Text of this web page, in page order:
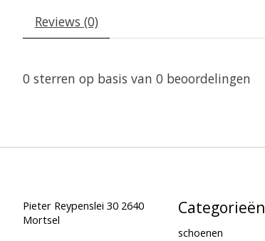
Reviews (0)
0 sterren op basis van 0 beoordelingen
Pieter Reypenslei 30 2640
Mortsel
Categorieën
schoenen